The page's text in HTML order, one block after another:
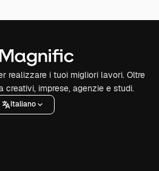
realizzare i tuoi migliori lavori. Oltre
creativi, imprese, agenzie e studi.
Italiano